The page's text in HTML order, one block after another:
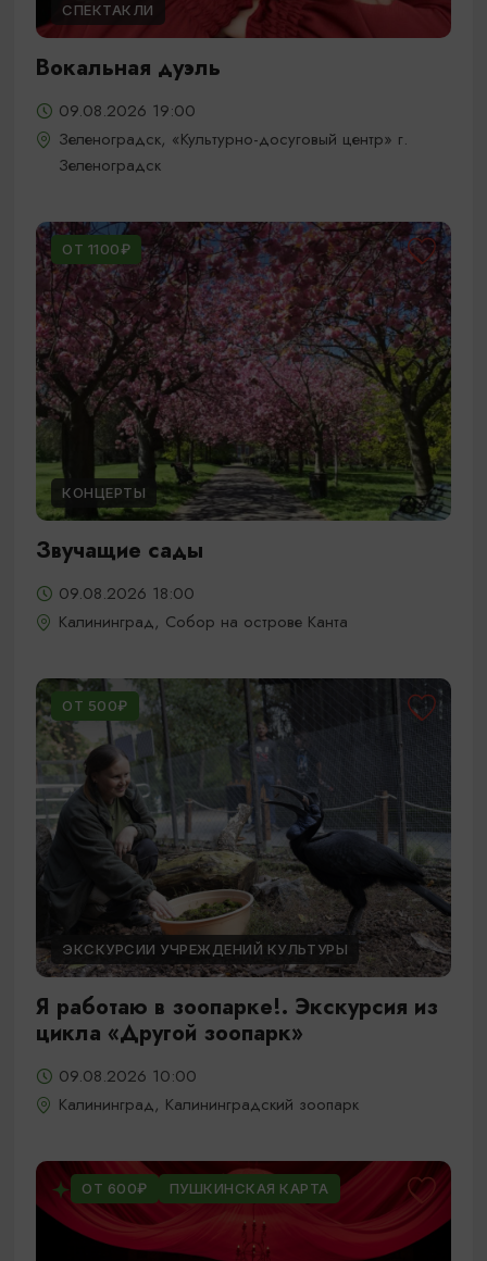
СПЕКТАКЛИ
Вокальная дуэль
09.08.2026 19:00
Зеленоградск, «Культурно-досуговый центр» г.
Зеленоградск
ОТ 1100₽
КОНЦЕРТЫ
Звучащие сады
09.08.2026 18:00
Калининград, Собор на острове Канта
ОТ 500₽
ЭКСКУРСИИ УЧРЕЖДЕНИЙ КУЛЬТУРЫ
Я работаю в зоопарке!. Экскурсия из
цикла «Другой зоопарк»
09.08.2026 10:00
Калининград, Калининградский зоопарк
ОТ 600₽ ПУШКИНСКАЯ КАРТА